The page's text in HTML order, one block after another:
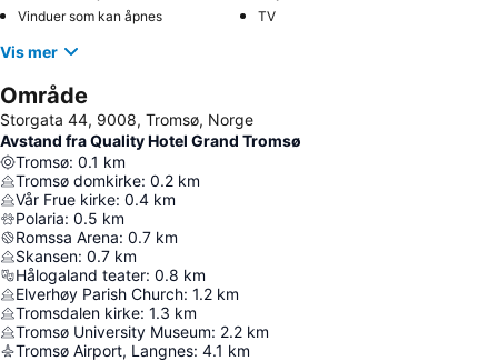
Vinduer som kan åpnes
TV
Vis mer
Område
Storgata 44, 9008, Tromsø, Norge
Avstand fra Quality Hotel Grand Tromsø
Tromsø: 0.1 km
Tromsø domkirke: 0.2 km
Vår Frue kirke: 0.4 km
Polaria: 0.5 km
Romssa Arena: 0.7 km
Skansen: 0.7 km
Hålogaland teater: 0.8 km
Elverhøy Parish Church: 1.2 km
Tromsdalen kirke: 1.3 km
Tromsø University Museum: 2.2 km
Tromsø Airport, Langnes: 4.1 km